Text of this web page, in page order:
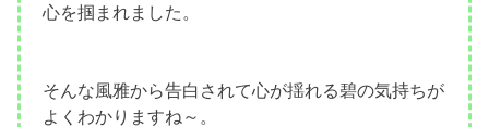
心を掴まれました。
そんな風雅から告白されて心が揺れる碧の気持ちが
よくわかりますね～。